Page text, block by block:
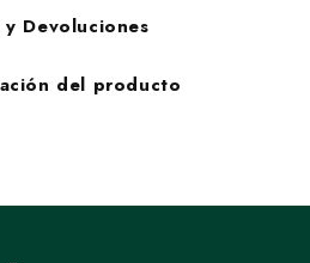
y Devoluciones
del producto